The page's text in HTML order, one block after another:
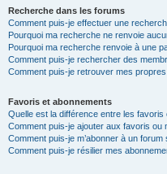
Recherche dans les forums
Comment puis-je effectuer une
Pourquoi ma recherche ne renvoie
Pourquoi ma recherche renvoie à une
Comment puis-je rechercher des
Comment puis-je retrouver mes
Favoris et abonnements
Quelle est la différence entre les favoris
Comment puis-je ajouter aux favoris ou
Comment puis-je m’abonner à un forum
Comment puis-je résilier mes